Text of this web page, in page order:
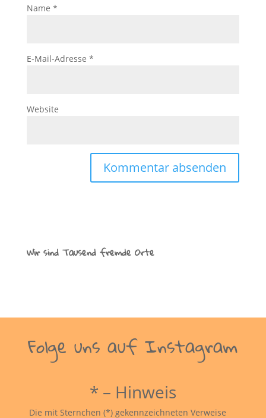
Name *
E-Mail-Adresse *
Website
Wir sind Tausend fremde Orte
Folge uns auf Instagram
* – Hinweis
Die mit Sternchen (*) gekennzeichneten Verweise